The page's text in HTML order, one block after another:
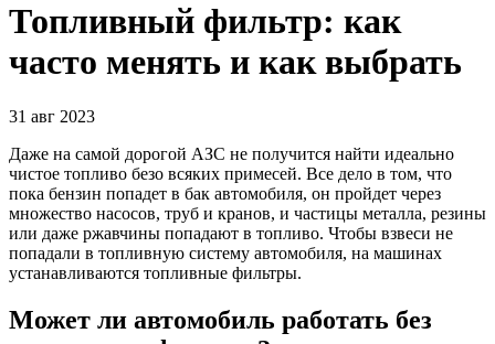
Топливный фильтр: как
часто менять и как выбрать
31 авг 2023
Даже на самой дорогой АЗС не получится найти идеально
чистое топливо безо всяких примесей. Все дело в том, что
пока бензин попадет в бак автомобиля, он пройдет через
множество насосов, труб и кранов, и частицы металла, резины
или даже ржавчины попадают в топливо. Чтобы взвеси не
попадали в топливную систему автомобиля, на машинах
устанавливаются топливные фильтры.
Может ли автомобиль работать без